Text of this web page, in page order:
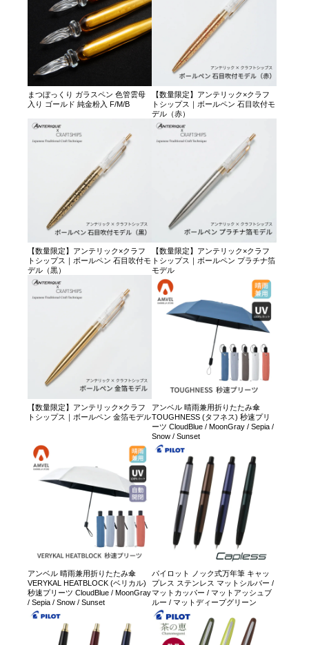
まつぼっくり ガラスペン 色管雲母
入り ゴールド 純金粉入 F/M/B
【数量限定】アンテリック×クラフ
トシップス｜ボールペン 石目吹付モ
デル（赤）
【数量限定】アンテリック×クラフ
トシップス｜ボールペン 石目吹付モ
デル（黒）
【数量限定】アンテリック×クラフ
トシップス｜ボールペン プラチナ箔
モデル
【数量限定】アンテリック×クラフ
トシップス｜ボールペン 金箔モデル
アンベル 晴雨兼用折りたたみ傘
TOUGHNESS (タフネス) 秒速プリ
ーツ CloudBlue / MoonGray / Sepia /
Snow / Sunset
アンベル 晴雨兼用折りたたみ傘
VERYKAL HEATBLOCK (ベリカル)
秒速プリーツ CloudBlue / MoonGray
/ Sepia / Snow / Sunset
パイロット ノック式万年筆 キャッ
プレス ステンレス マットシルバー /
マットカッパー / マットアッシュブ
ルー / マットディープグリーン